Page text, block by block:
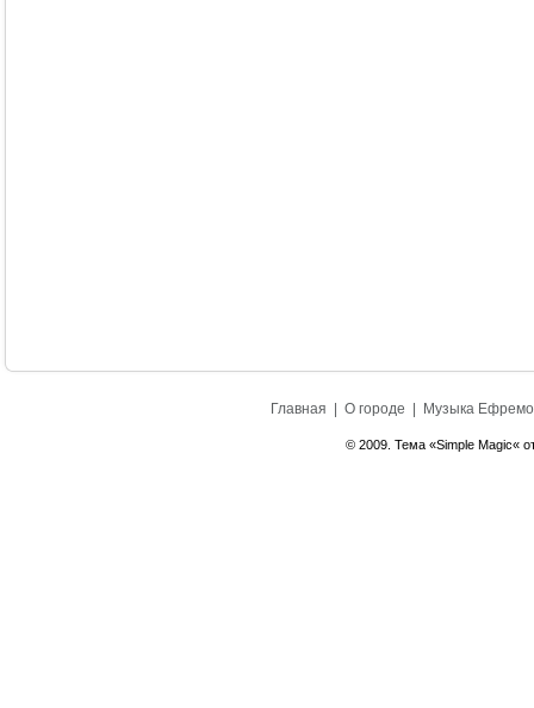
Главная О городе Музыка
© 2009. Тема «Simple Magic«